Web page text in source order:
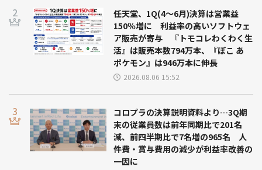
任天堂、1Q(4～6月)決算は営業益
150％増に 利益率の高いソフトウェ
ア販売が寄与 『トモコレわくわく生
活』は販売本数794万本、『ぽこ あ
ポケモン』は946万本に伸長
2026.08.06 15:52
コロプラの決算説明資料より…3Q期
末の従業員数は前年同期比で201名
減、前四半期比で7名増の965名 人
件費・賞与費用の減少が利益率改善の
一因に